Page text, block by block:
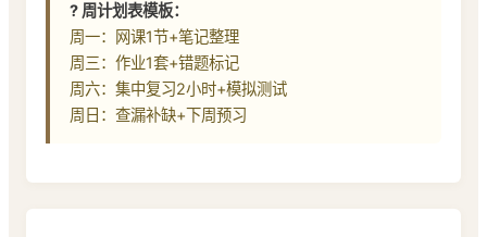
? 周计划表模板：
周一：网课1节+笔记整理
周三：作业1套+错题标记
周六：集中复习2小时+模拟测试
周日：查漏补缺+下周预习